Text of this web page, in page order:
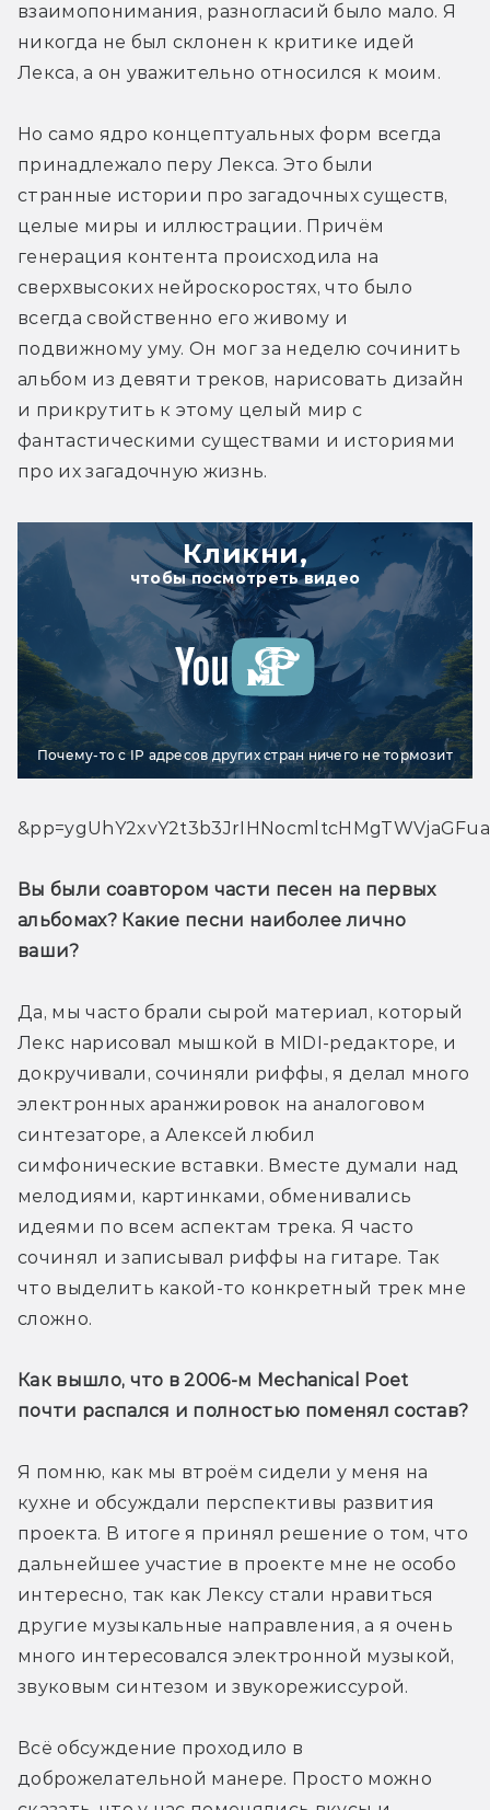
взаимопонимания, разногласий было мало. Я
никогда не был склонен к критике идей
Лекса, а он уважительно относился к моим.
Но само ядро концептуальных форм всегда
принадлежало перу Лекса. Это были
странные истории про загадочных существ,
целые миры и иллюстрации. Причём
генерация контента происходила на
сверхвысоких нейроскоростях, что было
всегда свойственно его живому и
подвижному уму. Он мог за неделю сочинить
альбом из девяти треков, нарисовать дизайн
и прикрутить к этому целый мир с
фантастическими существами и историями
про их загадочную жизнь.
Кликни,
чтобы посмотреть видео
Почему-то с IP адресов других стран ничего не тормозит
Вы были соавтором части песен на первых
альбомах? Какие песни наиболее лично
ваши?
Да, мы часто брали сырой материал, который
Лекс нарисовал мышкой в MIDI-редакторе, и
докручивали, сочиняли риффы, я делал много
электронных аранжировок на аналоговом
синтезаторе, а Алексей любил
симфонические вставки. Вместе думали над
мелодиями, картинками, обменивались
идеями по всем аспектам трека. Я часто
сочинял и записывал риффы на гитаре. Так
что выделить какой-то конкретный трек мне
сложно.
Как вышло, что в 2006-м Mechanical Poet
Я помню, как мы втроём сидели у меня на
кухне и обсуждали перспективы развития
проекта. В итоге я принял решение о том, что
дальнейшее участие в проекте мне не особо
интересно, так как Лексу стали нравиться
другие музыкальные направления, а я очень
много интересовался электронной музыкой,
звуковым синтезом и звукорежиссурой.
Всё обсуждение проходило в
доброжелательной манере. Просто можно